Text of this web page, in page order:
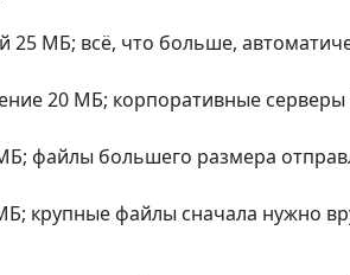
МБ; всё, что больше,
20 МБ; корпоративные
файлы большего размера
крупные файлы сначала нужно